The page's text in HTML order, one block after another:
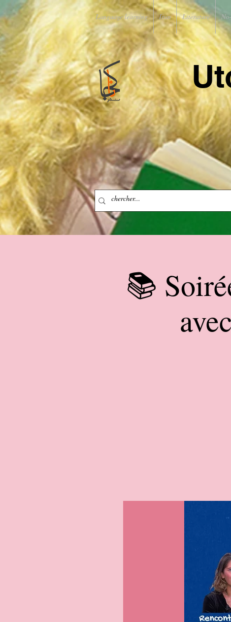
Language learning Iran Literature
📚